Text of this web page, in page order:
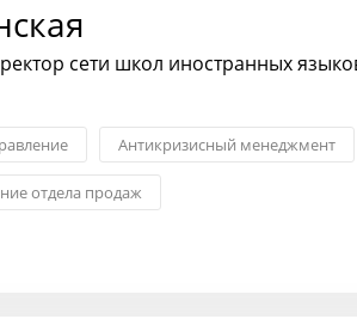
сети школ иностранных
Антикризисный менеджмент
отдела продаж